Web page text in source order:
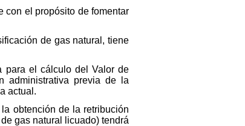
con el propósito de fomentar
de gas natural, tiene
para el cálculo del Valor de
administrativa previa de la
actual.
obtención de la retribución
gas natural licuado) tendrá